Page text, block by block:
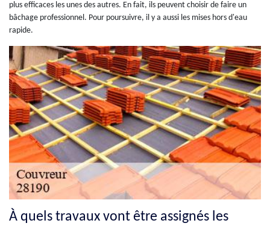
plus efficaces les unes des autres. En fait, ils peuvent choisir de faire un
bâchage professionnel. Pour poursuivre, il y a aussi les mises hors d'eau
rapide.
À quels travaux vont être assignés les